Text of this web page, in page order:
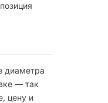
диаметра
— так
цену и